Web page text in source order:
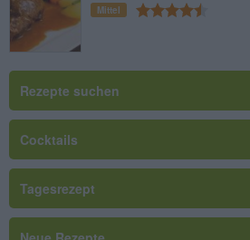
Mittel
Rezepte suchen
Cocktails
Tagesrezept